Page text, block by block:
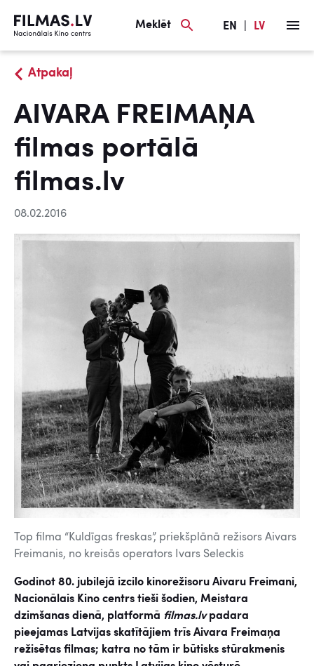
Meklēt EN LV
Atpakaļ
AIVARA FREIMAŅA
filmas portālā
filmas.lv
08.02.2016
Top filma “Kuldīgas freskas”, priekšplānā režisors Aivars
Freimanis, no kreisās operators Ivars Seleckis
Godinot 80. jubilejā izcilo kinorežisoru Aivaru Freimani,
Nacionālais Kino centrs tieši šodien, Meistara
dzimšanas dienā, platformā filmas.lvpadara
pieejamas Latvijas skatītājiem trīs Aivara Freimaņa
režisētas filmas; katra no tām ir būtisks stūrakmenis